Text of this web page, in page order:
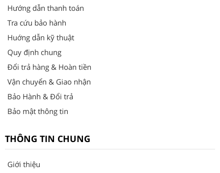
Hướng dẫn thanh toán
Tra cứu bảo hành
Huớng dẫn kỹ thuật
Quy định chung
Đổi trả hàng & Hoàn tiền
Vận chuyển & Giao nhận
Bảo Hành & Đổi trả
Bảo mật thông tin
THÔNG TIN CHUNG
Giới thiệu